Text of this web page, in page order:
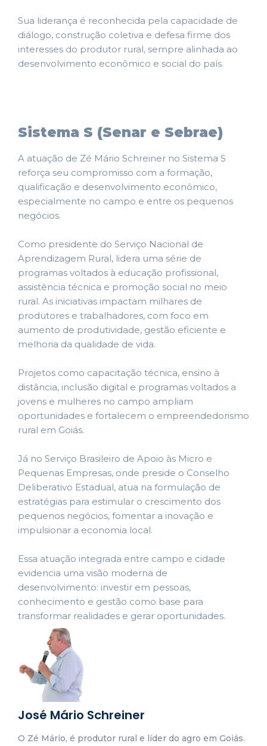
Sua liderança é reconhecida pela capacidade de
diálogo, construção coletiva e defesa firme dos
interesses do produtor rural, sempre alinhada ao
desenvolvimento econômico e social do país.
Sistema S (Senar e Sebrae)
A atuação de Zé Mário Schreiner no Sistema S
reforça seu compromisso com a formação,
qualificação e desenvolvimento econômico,
especialmente no campo e entre os pequenos
negócios.
Como presidente do Serviço Nacional de
Aprendizagem Rural, lidera uma série de
programas voltados à educação profissional,
assistência técnica e promoção social no meio
rural. As iniciativas impactam milhares de
produtores e trabalhadores, com foco em
aumento de produtividade, gestão eficiente e
melhoria da qualidade de vida.
Projetos como capacitação técnica, ensino à
distância, inclusão digital e programas voltados a
jovens e mulheres no campo ampliam
oportunidades e fortalecem o empreendedorismo
rural em Goiás.
Já no Serviço Brasileiro de Apoio às Micro e
Pequenas Empresas, onde preside o Conselho
Deliberativo Estadual, atua na formulação de
estratégias para estimular o crescimento dos
pequenos negócios, fomentar a inovação e
impulsionar a economia local.
Essa atuação integrada entre campo e cidade
evidencia uma visão moderna de
desenvolvimento: investir em pessoas,
conhecimento e gestão como base para
transformar realidades e gerar oportunidades.
José Mário Schreiner
O Zé Mário, é produtor rural e líder do agro em Goiás.